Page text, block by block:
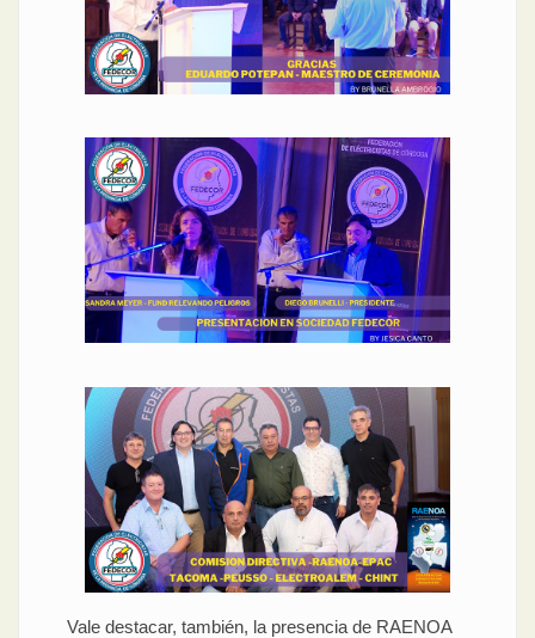
Vale destacar, también, la presencia de RAENOA